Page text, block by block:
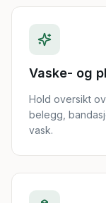
Vaske- og
Hold oversikt
belegg,
vask.